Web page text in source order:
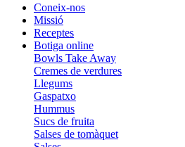
Coneix-nos
Missió
Receptes
Botiga online
Bowls Take Away
Cremes de verdures
Llegums
Gaspatxo
Hummus
Sucs de fruita
Salses de tomàquet